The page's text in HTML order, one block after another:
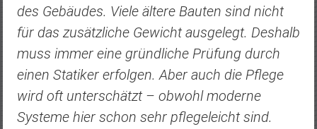
des Gebäudes. Viele ältere Bauten sind nicht
für das zusätzliche Gewicht ausgelegt. Deshalb
muss immer eine gründliche Prüfung durch
einen Statiker erfolgen. Aber auch die Pflege
wird oft unterschätzt – obwohl moderne
Systeme hier schon sehr pflegeleicht sind.